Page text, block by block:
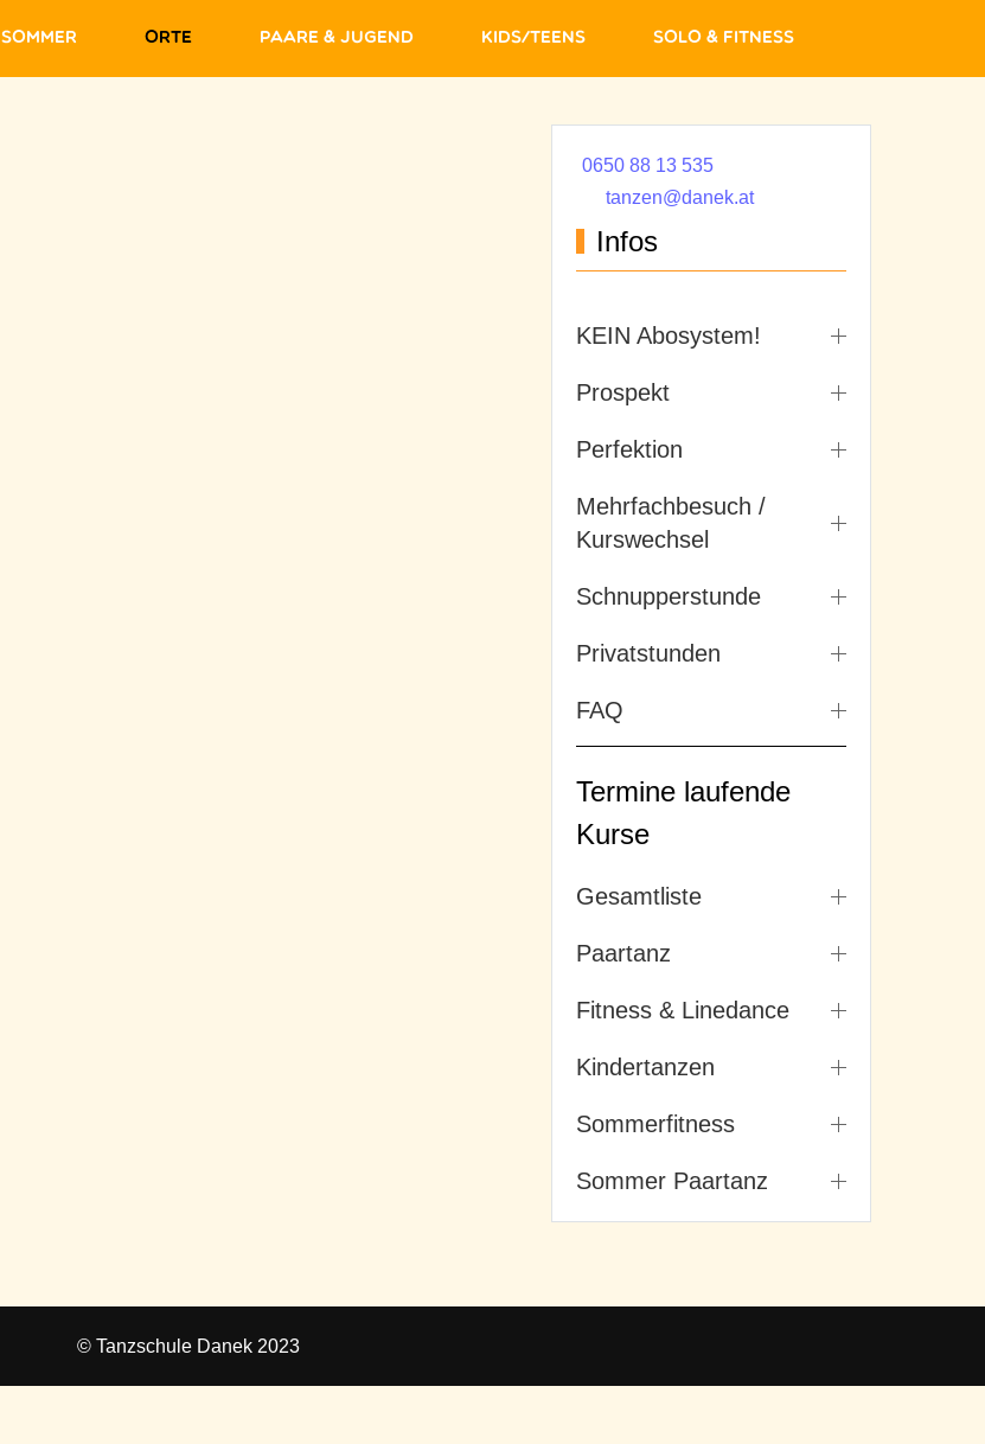
Sommer Orte Paare & Jugend Kids/Teens Solo & Fitness
0650 88 13 535
tanzen@danek.at
Infos
KEIN Abosystem!
Prospekt
Perfektion
Mehrfachbesuch /
Kurswechsel
Schnupperstunde
Privatstunden
FAQ
Termine laufende
Kurse
Gesamtliste
Paartanz
Fitness & Linedance
Kindertanzen
Sommerfitness
Sommer Paartanz
© Tanzschule Danek 2023